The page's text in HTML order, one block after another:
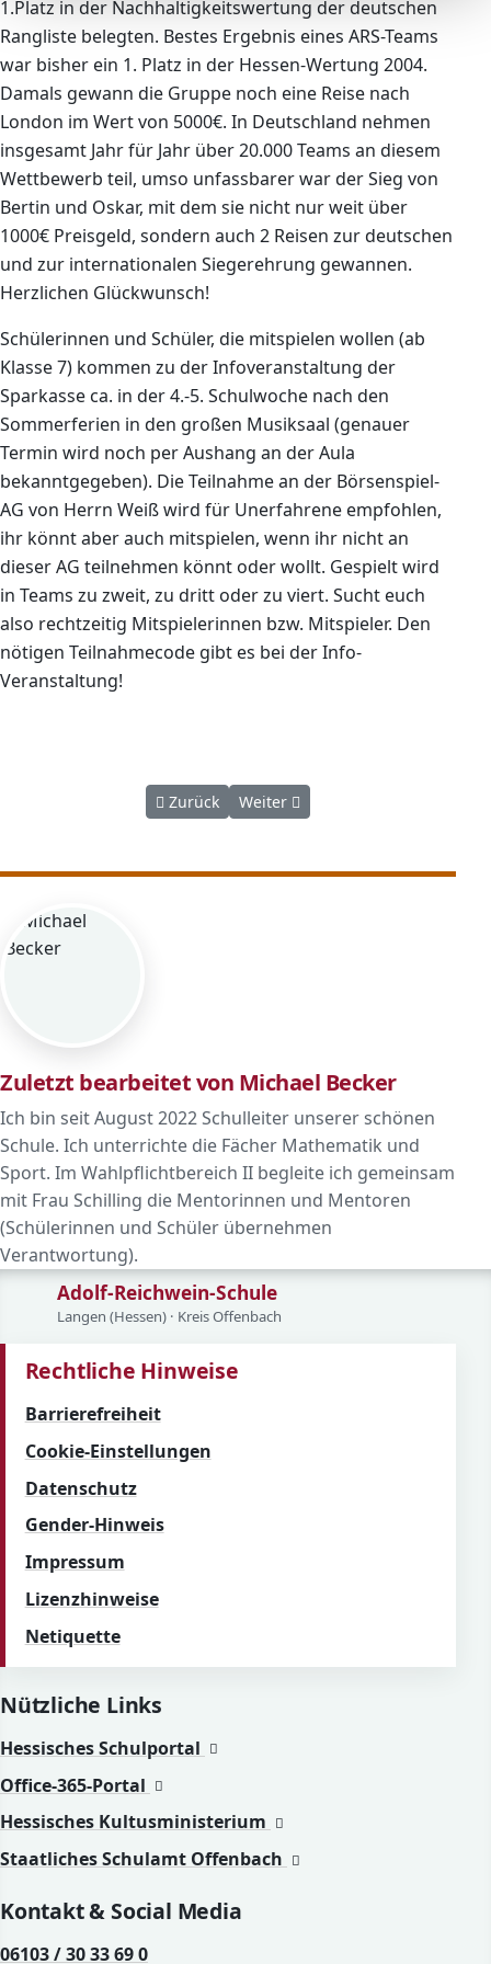
1.Platz in der Nachhaltigkeitswertung der deutschen
Rangliste belegten. Bestes Ergebnis eines ARS-Teams
war bisher ein 1. Platz in der Hessen-Wertung 2004.
Damals gewann die Gruppe noch eine Reise nach
London im Wert von 5000€. In Deutschland nehmen
insgesamt Jahr für Jahr über 20.000 Teams an diesem
Wettbewerb teil, umso unfassbarer war der Sieg von
Bertin und Oskar, mit dem sie nicht nur weit über
1000€ Preisgeld, sondern auch 2 Reisen zur deutschen
und zur internationalen Siegerehrung gewannen.
Herzlichen Glückwunsch!
Schülerinnen und Schüler, die mitspielen wollen (ab
Klasse 7) kommen zu der Infoveranstaltung der
Sparkasse ca. in der 4.-5. Schulwoche nach den
Sommerferien in den großen Musiksaal (genauer
Termin wird noch per Aushang an der Aula
bekanntgegeben). Die Teilnahme an der Börsenspiel-
AG von Herrn Weiß wird für Unerfahrene empfohlen,
ihr könnt aber auch mitspielen, wenn ihr nicht an
dieser AG teilnehmen könnt oder wollt. Gespielt wird
in Teams zu zweit, zu dritt oder zu viert. Sucht euch
also rechtzeitig Mitspielerinnen bzw. Mitspieler. Den
nötigen Teilnahmecode gibt es bei der Info-
Veranstaltung!
Vorheriger Beitrag:
Zurück Nächster Beitrag: Die Mona Lisa
Weiter
Zuletzt bearbeitet von Michael Becker
Ich bin seit August 2022 Schulleiter unserer schönen
Schule. Ich unterrichte die Fächer Mathematik und
Sport. Im Wahlpflichtbereich II begleite ich gemeinsam
mit Frau Schilling die Mentorinnen und Mentoren
(Schülerinnen und Schüler übernehmen
Verantwortung).
Adolf-Reichwein-Schule
Langen (Hessen) · Kreis Offenbach
Rechtliche Hinweise
Barrierefreiheit
Cookie-Einstellungen
Datenschutz
Gender-Hinweis
Impressum
Lizenzhinweise
Netiquette
Nützliche Links
Hessisches Schulportal (öffnet in neuem Fenster)
(öffnet in neuem Fenster)
Office-365-Portal
(öffnet in neuem Fenster)
(öffnet in neuem Fenster)
Hessisches Kultusministerium
(öffnet in neuem
(öffnet in neuem
Staatliches Schulamt Offenbach
(öffnet in neuem
(öffnet in neuem
Kontakt & Social Media
06103 / 30 33 69 0